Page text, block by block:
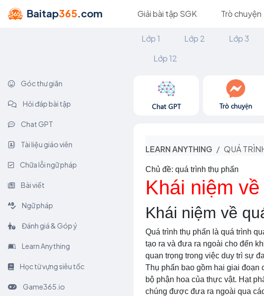
Baitap365.com Giải bài tập SGK Trò chuyện
Lớp 1 Lớp 2 Lớp 3
Lớp 12
Góc thư giãn
Hỏi đáp bài tập
Chat GPT
Tài liệu giáo viên
Chữa lỗi ngữ pháp
Bài viết
Ngữ pháp
Đánh giá & Góp ý
Learn Anything
Học từ vựng siêu tốc
Game365.io
Chat GPT Trò chuyện
LEARN ANYTHING QUÁ
Chủ đề: quá trình thụ phấn
Khái niệm
Khái niệm về
Quá trình thụ phấn là quá trình
tạo ra và đưa ra ngoài cho đến
quan trọng trong việc duy trì sự
Thụ phấn bao gồm hai giai đoạn
bộ phận hoa của thực vật. Hạt
chúng được đưa ra ngoài qua